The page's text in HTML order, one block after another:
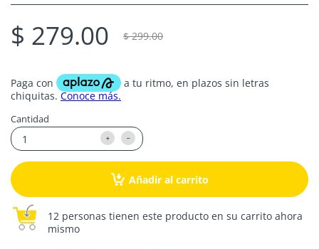
$ 279.00 $ 299.00
Cantidad
Añadir al carrito
12 personas tienen este producto en su carrito ahora
mismo